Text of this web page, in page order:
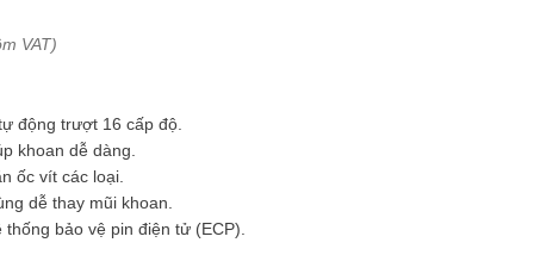
VAT)
động trượt 16 cấp độ.
khoan dễ dàng.
ốc vít các loại.
dễ thay mũi khoan.
bảo vệ pin điện tử (ECP).